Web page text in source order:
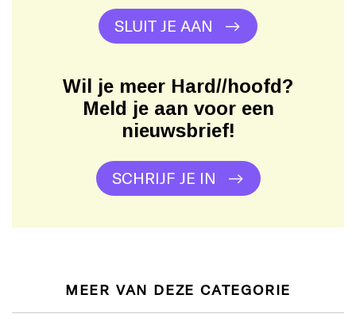
SLUIT JE AAN
Wil je meer Hard//hoofd?
Meld je aan voor een
nieuwsbrief!
SCHRIJF JE IN
MEER VAN DEZE CATEGORIE